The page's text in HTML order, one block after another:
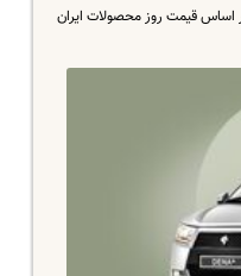
اساس قیمت روز محصولات ایران